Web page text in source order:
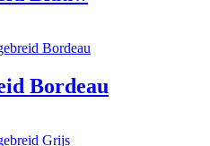
Bordeau